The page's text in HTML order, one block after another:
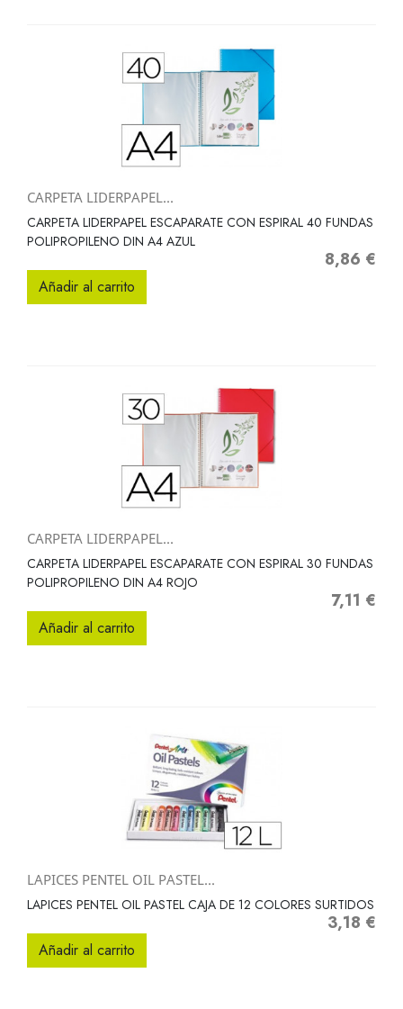
CARPETA LIDERPAPEL...
CARPETA LIDERPAPEL ESCAPARATE CON ESPIRAL 40 FUNDAS
POLIPROPILENO DIN A4 AZUL
Precio
8,86 €
Añadir al carrito
CARPETA LIDERPAPEL...
CARPETA LIDERPAPEL ESCAPARATE CON ESPIRAL 30 FUNDAS
POLIPROPILENO DIN A4 ROJO
Precio
7,11 €
Añadir al carrito
LAPICES PENTEL OIL PASTEL...
LAPICES PENTEL OIL PASTEL CAJA DE 12 COLORES SURTIDOS
Precio
3,18 €
Añadir al carrito